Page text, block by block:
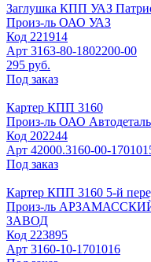
Заглушка КПП УАЗ
Произ-ль ОАО УАЗ
Код 221914
Арт 3163-80-1802200-00
295 руб.
Под заказ
Картер КПП 3160
Произ-ль ОАО
Код 202244
Арт 42000.3160-00-
Под заказ
Картер КПП 3160 5-й
Произ-ль
ЗАВОД
Код 223895
Арт 3160-10-1701016